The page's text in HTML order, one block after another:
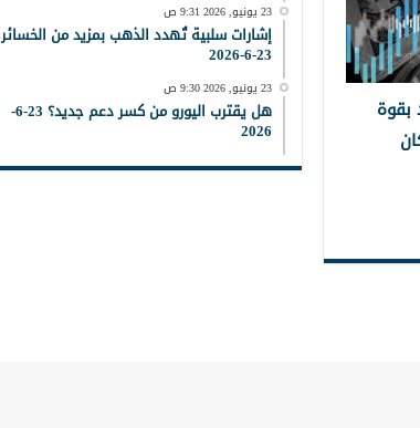
بقوة
23 يونيو, 2026 9:31 ص
إشارات سلبية تُهدد الذهب بمزيد من الخسائر
23-6-2026
23 يونيو, 2026 9:30 ص
هل يقترب اليورو من كسر دعم جديد؟ 23-6-
2026